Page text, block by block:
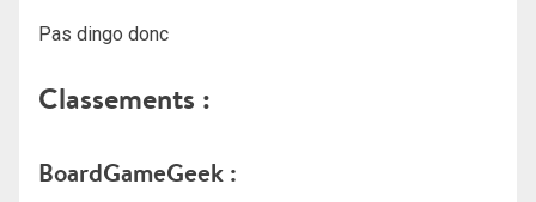
Pas dingo donc
Classements :
BoardGameGeek :